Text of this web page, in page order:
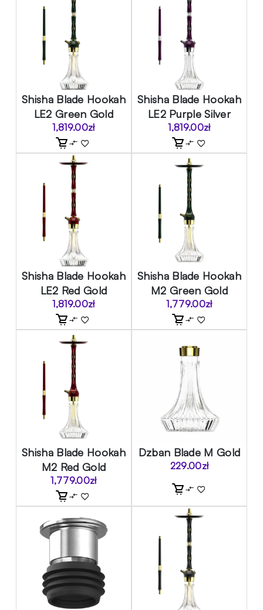
Shisha Blade Hookah
LE2 Green Gold
1,819.00zł
Shisha Blade Hookah
LE2 Purple Silver
1,819.00zł
Shisha Blade Hookah
LE2 Red Gold
1,819.00zł
Shisha Blade Hookah
M2 Green Gold
1,779.00zł
Shisha Blade Hookah
M2 Red Gold
1,779.00zł
Dzban Blade M Gold
229.00zł